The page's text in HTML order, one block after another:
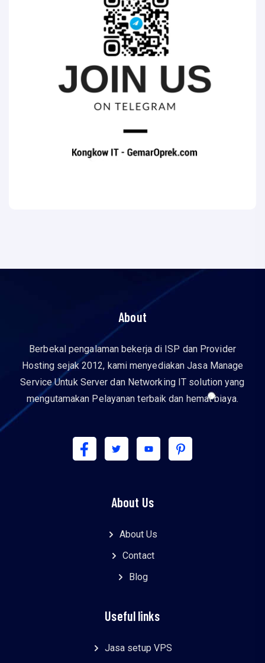
About
Berbekal pengalaman bekerja di ISP dan Provider
Hosting sejak 2012, kami menyediakan Jasa Manage
Service Untuk Server dan Networking IT solution yang
mengutamakan Pelayanan terbaik dan hemat biaya.
About Us
About Us
Contact
Blog
Useful links
Jasa setup VPS